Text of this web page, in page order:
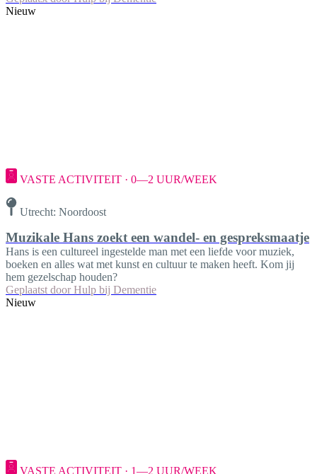
Nieuw
VASTE ACTIVITEIT · 0—2 UUR/WEEK
Utrecht: Noordoost
Muzikale Hans zoekt een wandel- en gespreksmaatje
Hans is een cultureel ingestelde man met een liefde voor muziek,
boeken en alles wat met kunst en cultuur te maken heeft. Kom jij
hem gezelschap houden?
Geplaatst door Hulp bij Dementie
Nieuw
VASTE ACTIVITEIT · 1—2 UUR/WEEK